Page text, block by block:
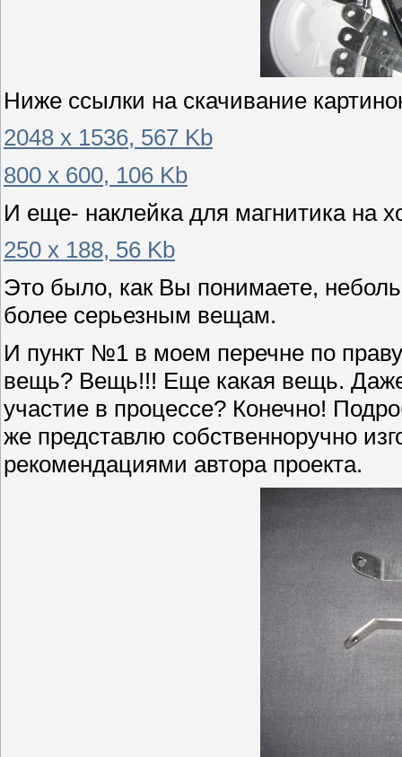
Ниже ссылки на скачивание
2048 х 1536, 567 Kb
800 х 600, 106 Kb
И еще- наклейка для магнитика на
250 х 188, 56 Kb
Это было, как Вы понимаете,
более серьезным вещам.
И пункт №1 в моем перечне по
вещь? Вещь!!! Еще какая вещь.
участие в процессе? Конечно!
же представлю собственноручно
рекомендациями автора проекта.